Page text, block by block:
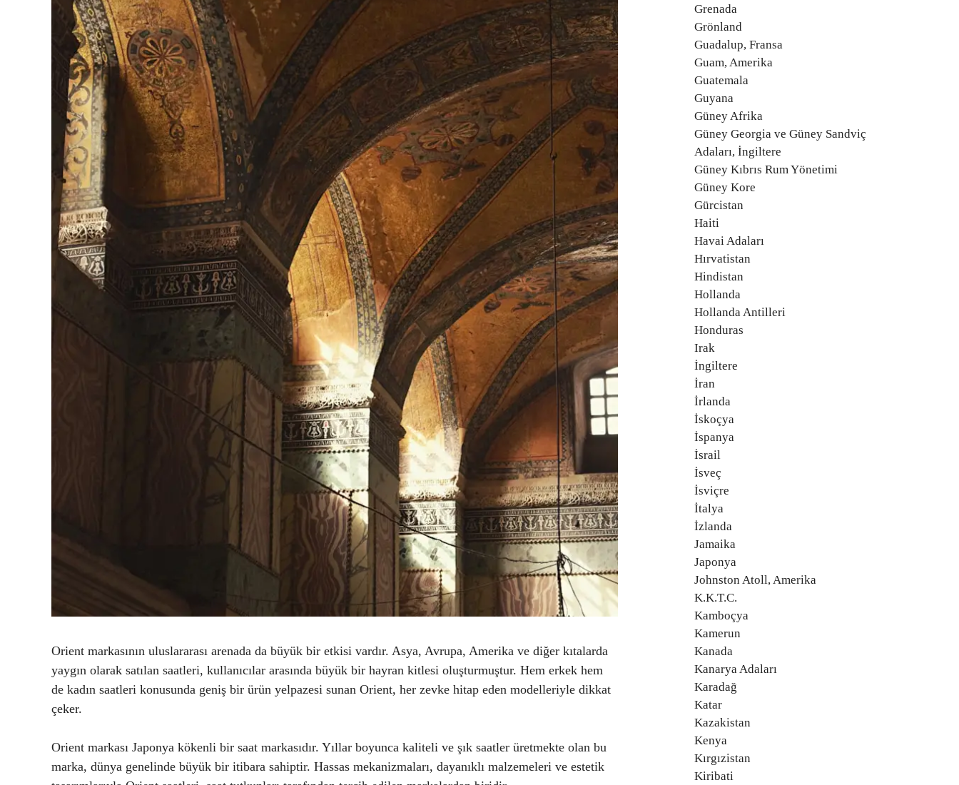
Orient markasının uluslararası arenada da büyük bir etkisi vardır. Asya, Avrupa, Amerika ve diğer kıtalarda
yaygın olarak satılan saatleri, kullanıcılar arasında büyük bir hayran kitlesi oluşturmuştur. Hem erkek hem
de kadın saatleri konusunda geniş bir ürün yelpazesi sunan Orient, her zevke hitap eden modelleriyle dikkat
çeker.
Orient markası Japonya kökenli bir saat markasıdır. Yıllar boyunca kaliteli ve şık saatler üretmekte olan bu
marka, dünya genelinde büyük bir itibara sahiptir. Hassas mekanizmaları, dayanıklı malzemeleri ve estetik
Grenada
Grönland
Guadalup, Fransa
Guam, Amerika
Guatemala
Guyana
Güney Afrika
Güney Georgia ve Güney Sandviç
Adaları, İngiltere
Güney Kıbrıs Rum Yönetimi
Güney Kore
Gürcistan
Haiti
Havai Adaları
Hırvatistan
Hindistan
Hollanda
Hollanda Antilleri
Honduras
Irak
İngiltere
İran
İrlanda
İskoçya
İspanya
İsrail
İsveç
İsviçre
İtalya
İzlanda
Jamaika
Japonya
Johnston Atoll, Amerika
K.K.T.C.
Kamboçya
Kamerun
Kanada
Kanarya Adaları
Karadağ
Katar
Kazakistan
Kenya
Kırgızistan
Kiribati